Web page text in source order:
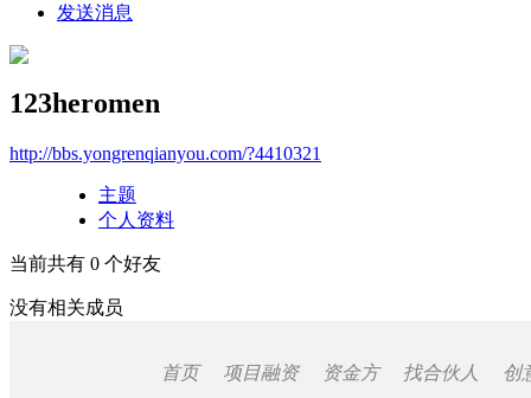
发送消息
123heromen
http://bbs.yongrenqianyou.com/?4410321
主题
个人资料
当前共有 0 个好友
没有相关成员
首页 项目融资 资金方 找合伙人
创